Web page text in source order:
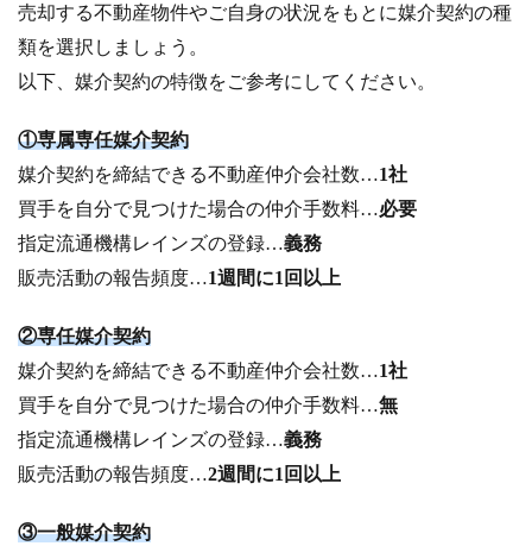
売却する不動産物件やご自身の状況をもとに媒介契約の種
類を選択しましょう。
以下、媒介契約の特徴をご参考にしてください。
①専属専任媒介契約
媒介契約を締結できる不動産仲介会社数…1社
買手を自分で見つけた場合の仲介手数料…必要
指定流通機構レインズの登録…義務
販売活動の報告頻度…1週間に1回以上
②専任媒介契約
媒介契約を締結できる不動産仲介会社数…1社
買手を自分で見つけた場合の仲介手数料…無
指定流通機構レインズの登録…義務
販売活動の報告頻度…2週間に1回以上
③一般媒介契約